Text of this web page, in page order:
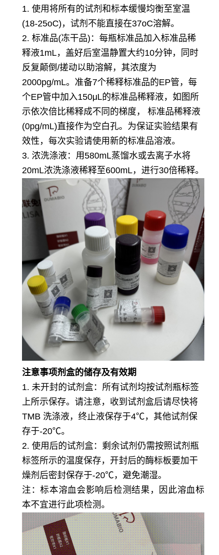
1. 使用将所有的试剂和标本缓慢均衡至室温
(18-25oC)，试剂不能直接在37oC溶解。
2. 标准品(冻干品)：每瓶标准品加入标准品稀
释液1mL，盖好后室温静置大约10分钟，同时
反复颠倒/搓动以助溶解，其浓度为
2000pg/mL。准备7个稀释标准品的EP管，每
个EP管中加入150μL的标准品稀释液，如图所
示依次倍比稀释成不同的梯度， 标准品稀释液
(0pg/mL)直接作为空白孔。为保证实验结果有
效性，每次实验请使用新的标准品溶液。
3. 浓洗涤液：用580mL蒸馏水或去离子水将
20mL浓洗涤液稀释至600mL，进行30倍稀释。
注意事项剂盒的储存及有效期
1. 未开封的试剂盒：所有试剂均按试剂瓶标签
上所示保存。请注意，收到试剂盒后请尽快将
TMB 洗涤液，终止液保存于4℃，其他试剂保
存于-20℃。
2. 使用后的试剂盒：剩余试剂仍需按照试剂瓶
标签所示的温度保存，开封后的酶标板要加干
燥剂后密封保存于-20℃，避免潮湿。
注：标本溶血会影响后检测结果，因此溶血标
本不宜进行此项检测。